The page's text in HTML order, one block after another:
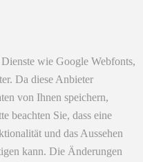
wie Google Webfonts,
Da diese Anbieter
von Ihnen speichern,
beachten Sie, dass eine
und das Aussehen
kann. Die Änderungen